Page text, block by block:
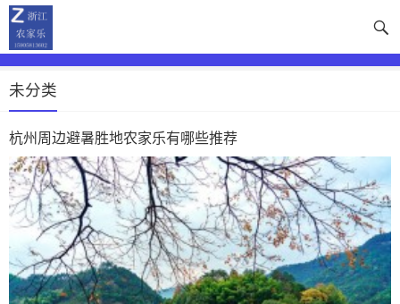
未分类
杭州周边避暑胜地农家乐有哪些推荐